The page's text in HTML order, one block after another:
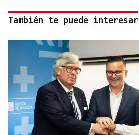
También te puede interesar